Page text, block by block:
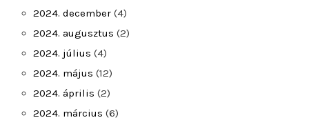
2024. december (4)
2024. augusztus (2)
2024. július (4)
2024. május (12)
2024. április (2)
2024. március (6)